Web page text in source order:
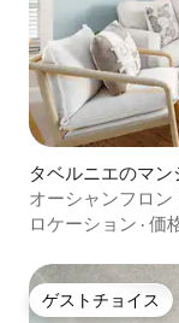
タベルニエのマ
オーシャンフロン
ー+プール
ロケーション · 価
ゲストチョイス
ゲストチョイス